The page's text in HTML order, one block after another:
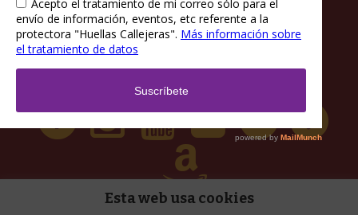
Política de privacidad
Esta web usa cookies